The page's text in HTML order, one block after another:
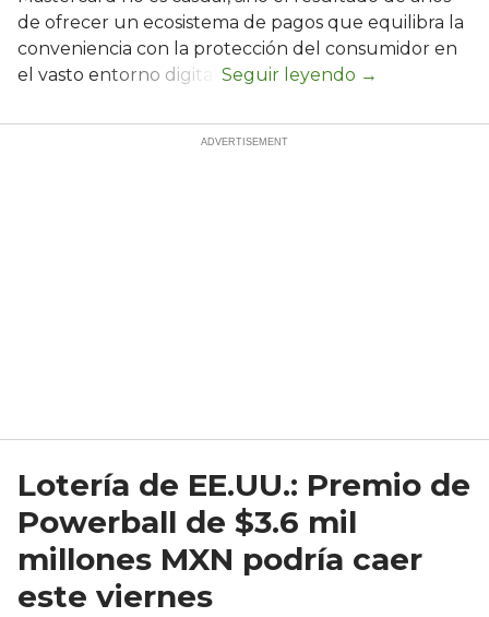
de ofrecer un ecosistema de pagos que equilibra la
conveniencia con la protección del consumidor en
el vasto entorno digital.
Lotería de EE.UU.: Premio de
Powerball de $3.6 mil
millones MXN podría caer
este viernes